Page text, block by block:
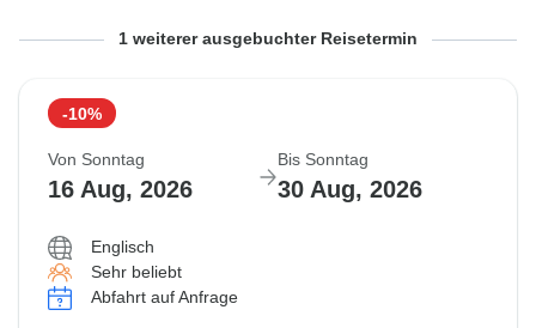
Von Freitag Bis Freitag
Ausgebucht
€2.270
Ähnliche Reisen für dieses Reisedatum
1 weiterer ausgebuchter Reisetermin
-10%
Von Sonntag
16 Aug, 2026
Bis Sonntag
30 Aug, 2026
Englisch
Sehr beliebt
Abfahrt auf Anfrage